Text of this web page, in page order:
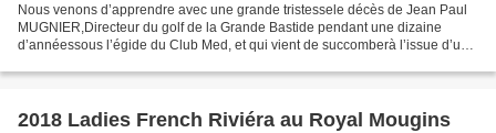
Nous venons d’apprendre avec une grande tristessele décès de Jean Paul
MUGNIER,Directeur du golf de la Grande Bastide pendant une dizaine
d’annéessous l’égide du Club Med, et qui vient de succomberà l’issue d’une
2018 Ladies French Riviéra au Royal Mougins